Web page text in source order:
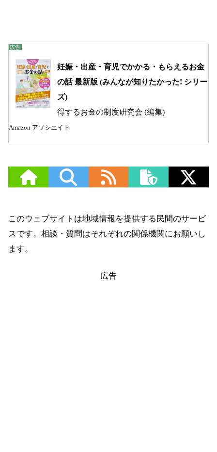
妊娠・出産・育児でかかる・もらえるお金
の話 最新版 (みんなが知りたかった! シリー
ズ)
得するお金の制度研究会 (編集)
Amazon アソシエイト